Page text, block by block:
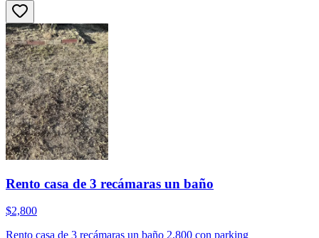
Rento casa de 3 recámaras un baño
$2,800
Rento casa de 3 recámaras un baño 2,800 con parking